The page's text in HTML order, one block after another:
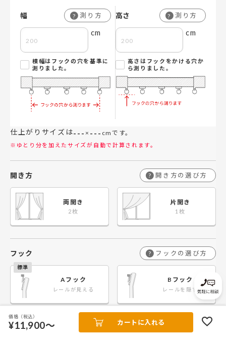
幅 ? 測り方
cm
横幅はフックの穴を基準に
測りました。
高さ ? 測り方
cm
高さはフックをかける穴か
ら測りました。
仕上がりサイズは--- × --- cmです。
※ゆとり分を加えたサイズが自動で計算されます。
開き方 ? 開き方の選び方
両開き 片開き
フック ? フックの選び方
Aフック
レールが見える
Bフック
レールを隠す
遮光裏地
価格（税込）
¥11,900～ カートに入れる